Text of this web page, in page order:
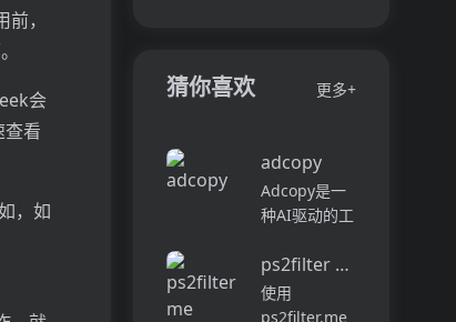
，
会
看
，如
猜你喜欢 更多+
adcopy
Adcopy是一
种AI驱动的工
化您的广告性
能。它利用数
据驱动的见解
ps2filter me
使用
ps2filter.me